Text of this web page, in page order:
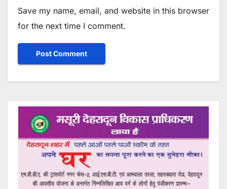
Save my name, email, and website in this browser
for the next time I comment.